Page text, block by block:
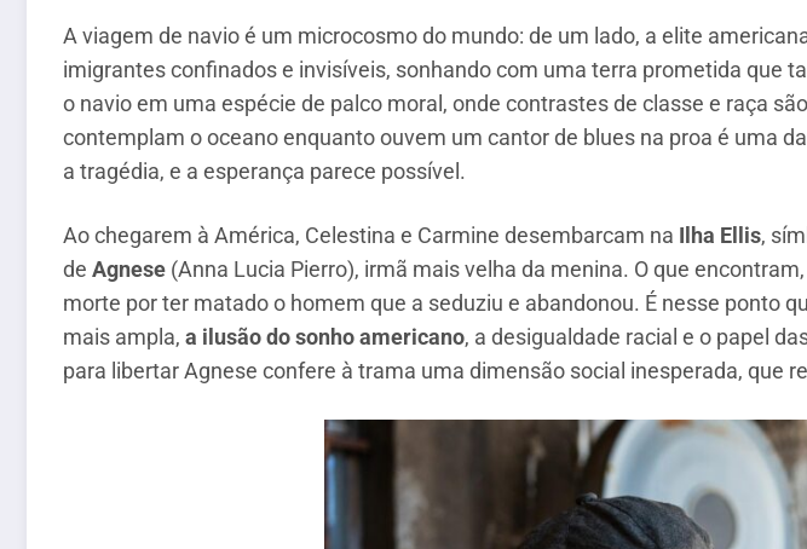
A viagem de navio é um microcosmo do mundo: de um lado, a elite
imigrantes confinados e invisíveis, sonhando com uma terra prometida que
o navio em uma espécie de palco moral, onde contrastes de classe e raça
contemplam o oceano enquanto ouvem um cantor de blues na proa é uma
a tragédia, e a esperança parece possível.
Ao chegarem à América, Celestina e Carmine desembarcam na Ilha Ellis,
de Agnese (Anna Lucia Pierro), irmã mais velha da menina. O que
morte por ter matado o homem que a seduziu e abandonou. É nesse ponto
mais ampla, a ilusão do sonho americano, a desigualdade racial e o papel
para libertar Agnese confere à trama uma dimensão social inesperada, que